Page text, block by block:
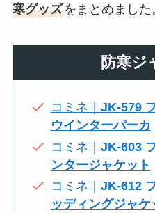
寒グッズをまとめました
防寒ジ
コミネ｜ JK-579
ウインターパーカ
コミネ｜ JK-603
ンタージャケット
コミネ｜ JK-612
ッディングジャケ